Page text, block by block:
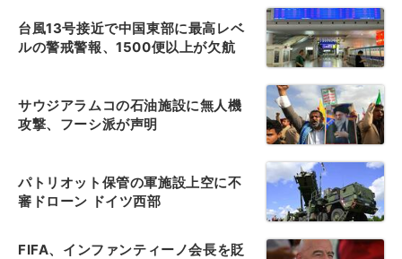
台風13号接近で中国東部に最高レベ
ルの警戒警報、1500便以上が欠航
サウジアラムコの石油施設に無人機
攻撃、フーシ派が声明
パトリオット保管の軍施設上空に不
審ドローン ドイツ西部
FIFA、インファンティーノ会長を貶